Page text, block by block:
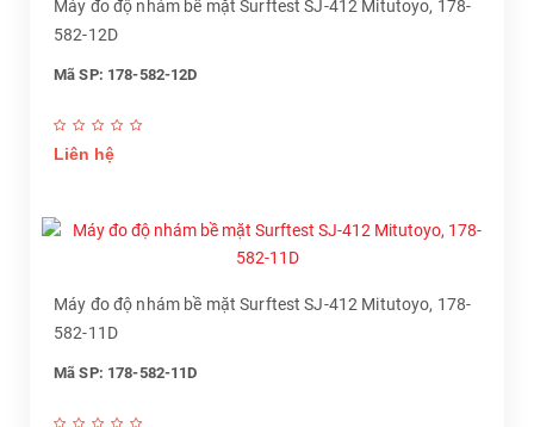
Máy đo độ nhám bề mặt Surftest SJ-412 Mitutoyo, 178-
582-12D
Mã SP: 178-582-12D
Liên hệ
Máy đo độ nhám bề mặt Surftest SJ-412 Mitutoyo, 178-
582-11D
Mã SP: 178-582-11D